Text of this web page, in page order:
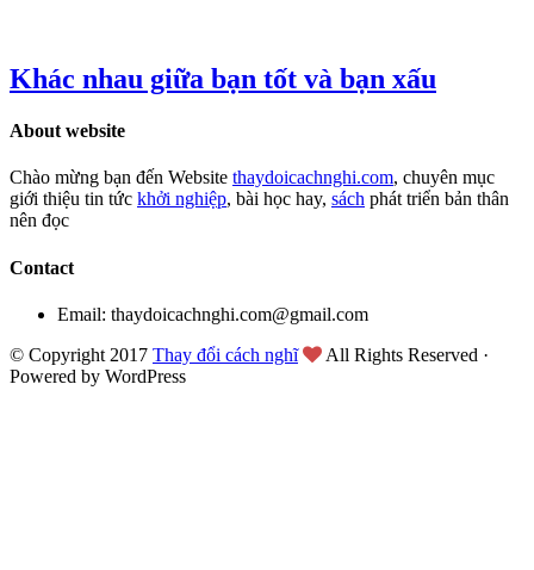
Khác nhau giữa bạn tốt và bạn xấu
About website
Chào mừng bạn đến Website thaydoicachnghi.com, chuyên mục
giới thiệu tin tức khởi nghiệp, bài học hay, sách phát triển bản thân
nên đọc
Contact
Email: thaydoicachnghi.com@gmail.com
© Copyright 2017 Thay đổi cách nghĩ
All Rights Reserved ·
Powered by WordPress